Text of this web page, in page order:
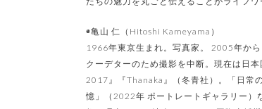
◉亀山 仁（Hitoshi Kameyama）
1966年東京生まれ。写真家。 2005年か
クーデターのため撮影を中断。現在は日
2017』『Thanaka』（冬青社）。「日常
憶」（2022年 ポートレートギャラリー）